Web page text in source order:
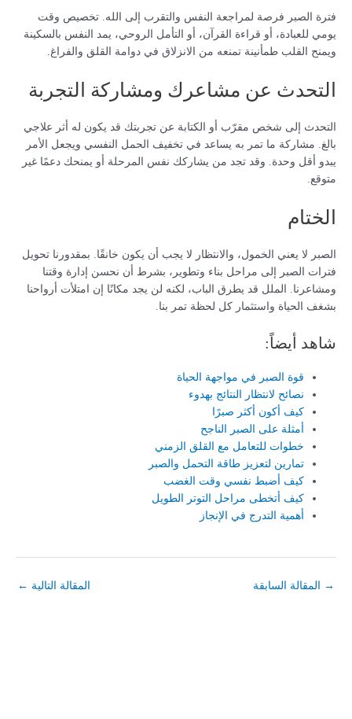
فترة الصبر فرصة لمراجعة النفس والتقرب إلى الله. تخصيص وقت
يومي للعبادة، أو قراءة القرآن، أو التأمل الروحي، يمد النفس بالسكينة
ويمنح القلب طمأنينة تمنعه من الانزلاق في دوامة القلق والفراغ.
التحدث عن مشاعرك ومشاركة التجربة
التحدث إلى شخص مقرّب أو الكتابة عن تجربتك قد يكون له أثر علاجي
بالغ. مشاركة ما تمر به يساعد في تخفيف الحمل النفسي ويجعل الأمر
يبدو أقل وحدة. وقد تجد من يشاركك نفس المرحلة أو يمنحك دعمًا غير
متوقع.
الختام
الصبر لا يعني الخمول، والانتظار لا يجب أن يكون خانقًا. بمقدورنا تحويل
فترات الصبر إلى مراحل بناء وتطوير، بشرط أن نحسن إدارة وقتنا
ومشاعرنا. الملل قد يطرق الباب، لكنه لن يجد مكانًا إن امتلأت أرواحنا
بشغف الحياة واستثمار كل لحظة تمر بنا.
شاهد أيضاً:
قوة الصبر في مواجهة الحياة
نصائح لانتظار النتائج بهدوء
كيف أكون أكثر صبرًا
أمثلة على الصبر الناجح
خطوات للتعامل مع القلق الزمني
تمارين لتعزيز طاقة التحمل والصبر
كيف أضبط نفسي وقت الغضب
كيف أتخطى مراحل التوتر الطويل
أهمية التدرج في الإنجاز
→ المقالة السابقة المقالة التالية ←